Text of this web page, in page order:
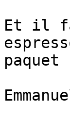
Et il
paquet